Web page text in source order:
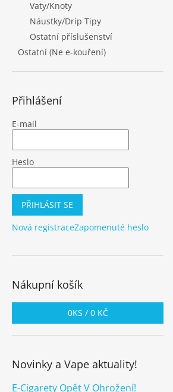
Vaty/Knoty
Náustky/Drip Tipy
Ostatní příslušenství
Ostatní (Ne e-kouření)
Přihlášení
E-mail
Heslo
PŘIHLÁSIT SE
Nová registraceZapomenuté heslo
Nákupní košík
0KS / 0 KČ
Novinky a Vape aktuality!
E-Cigarety Opět V Ohrožení!